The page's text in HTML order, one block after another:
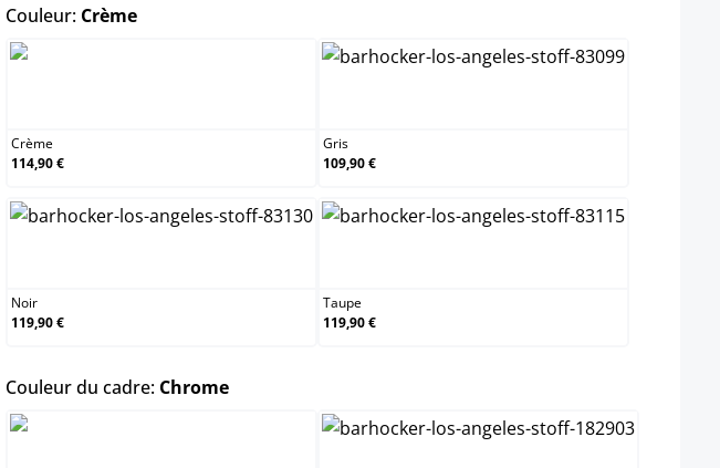
Couleur: Crèmeselect
Crème
114,90 €
Gris
109,90 €
Noir
119,90 €
Taupe
119,90 €
Couleur du cadre: Chromeselect